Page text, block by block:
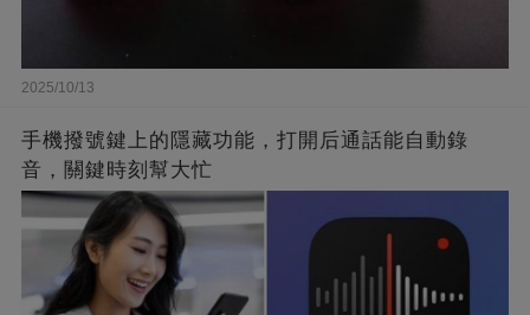
2025/10/13
手機撥號鍵上的隱藏功能，打開后通話能自動錄
音，關鍵時刻幫大忙